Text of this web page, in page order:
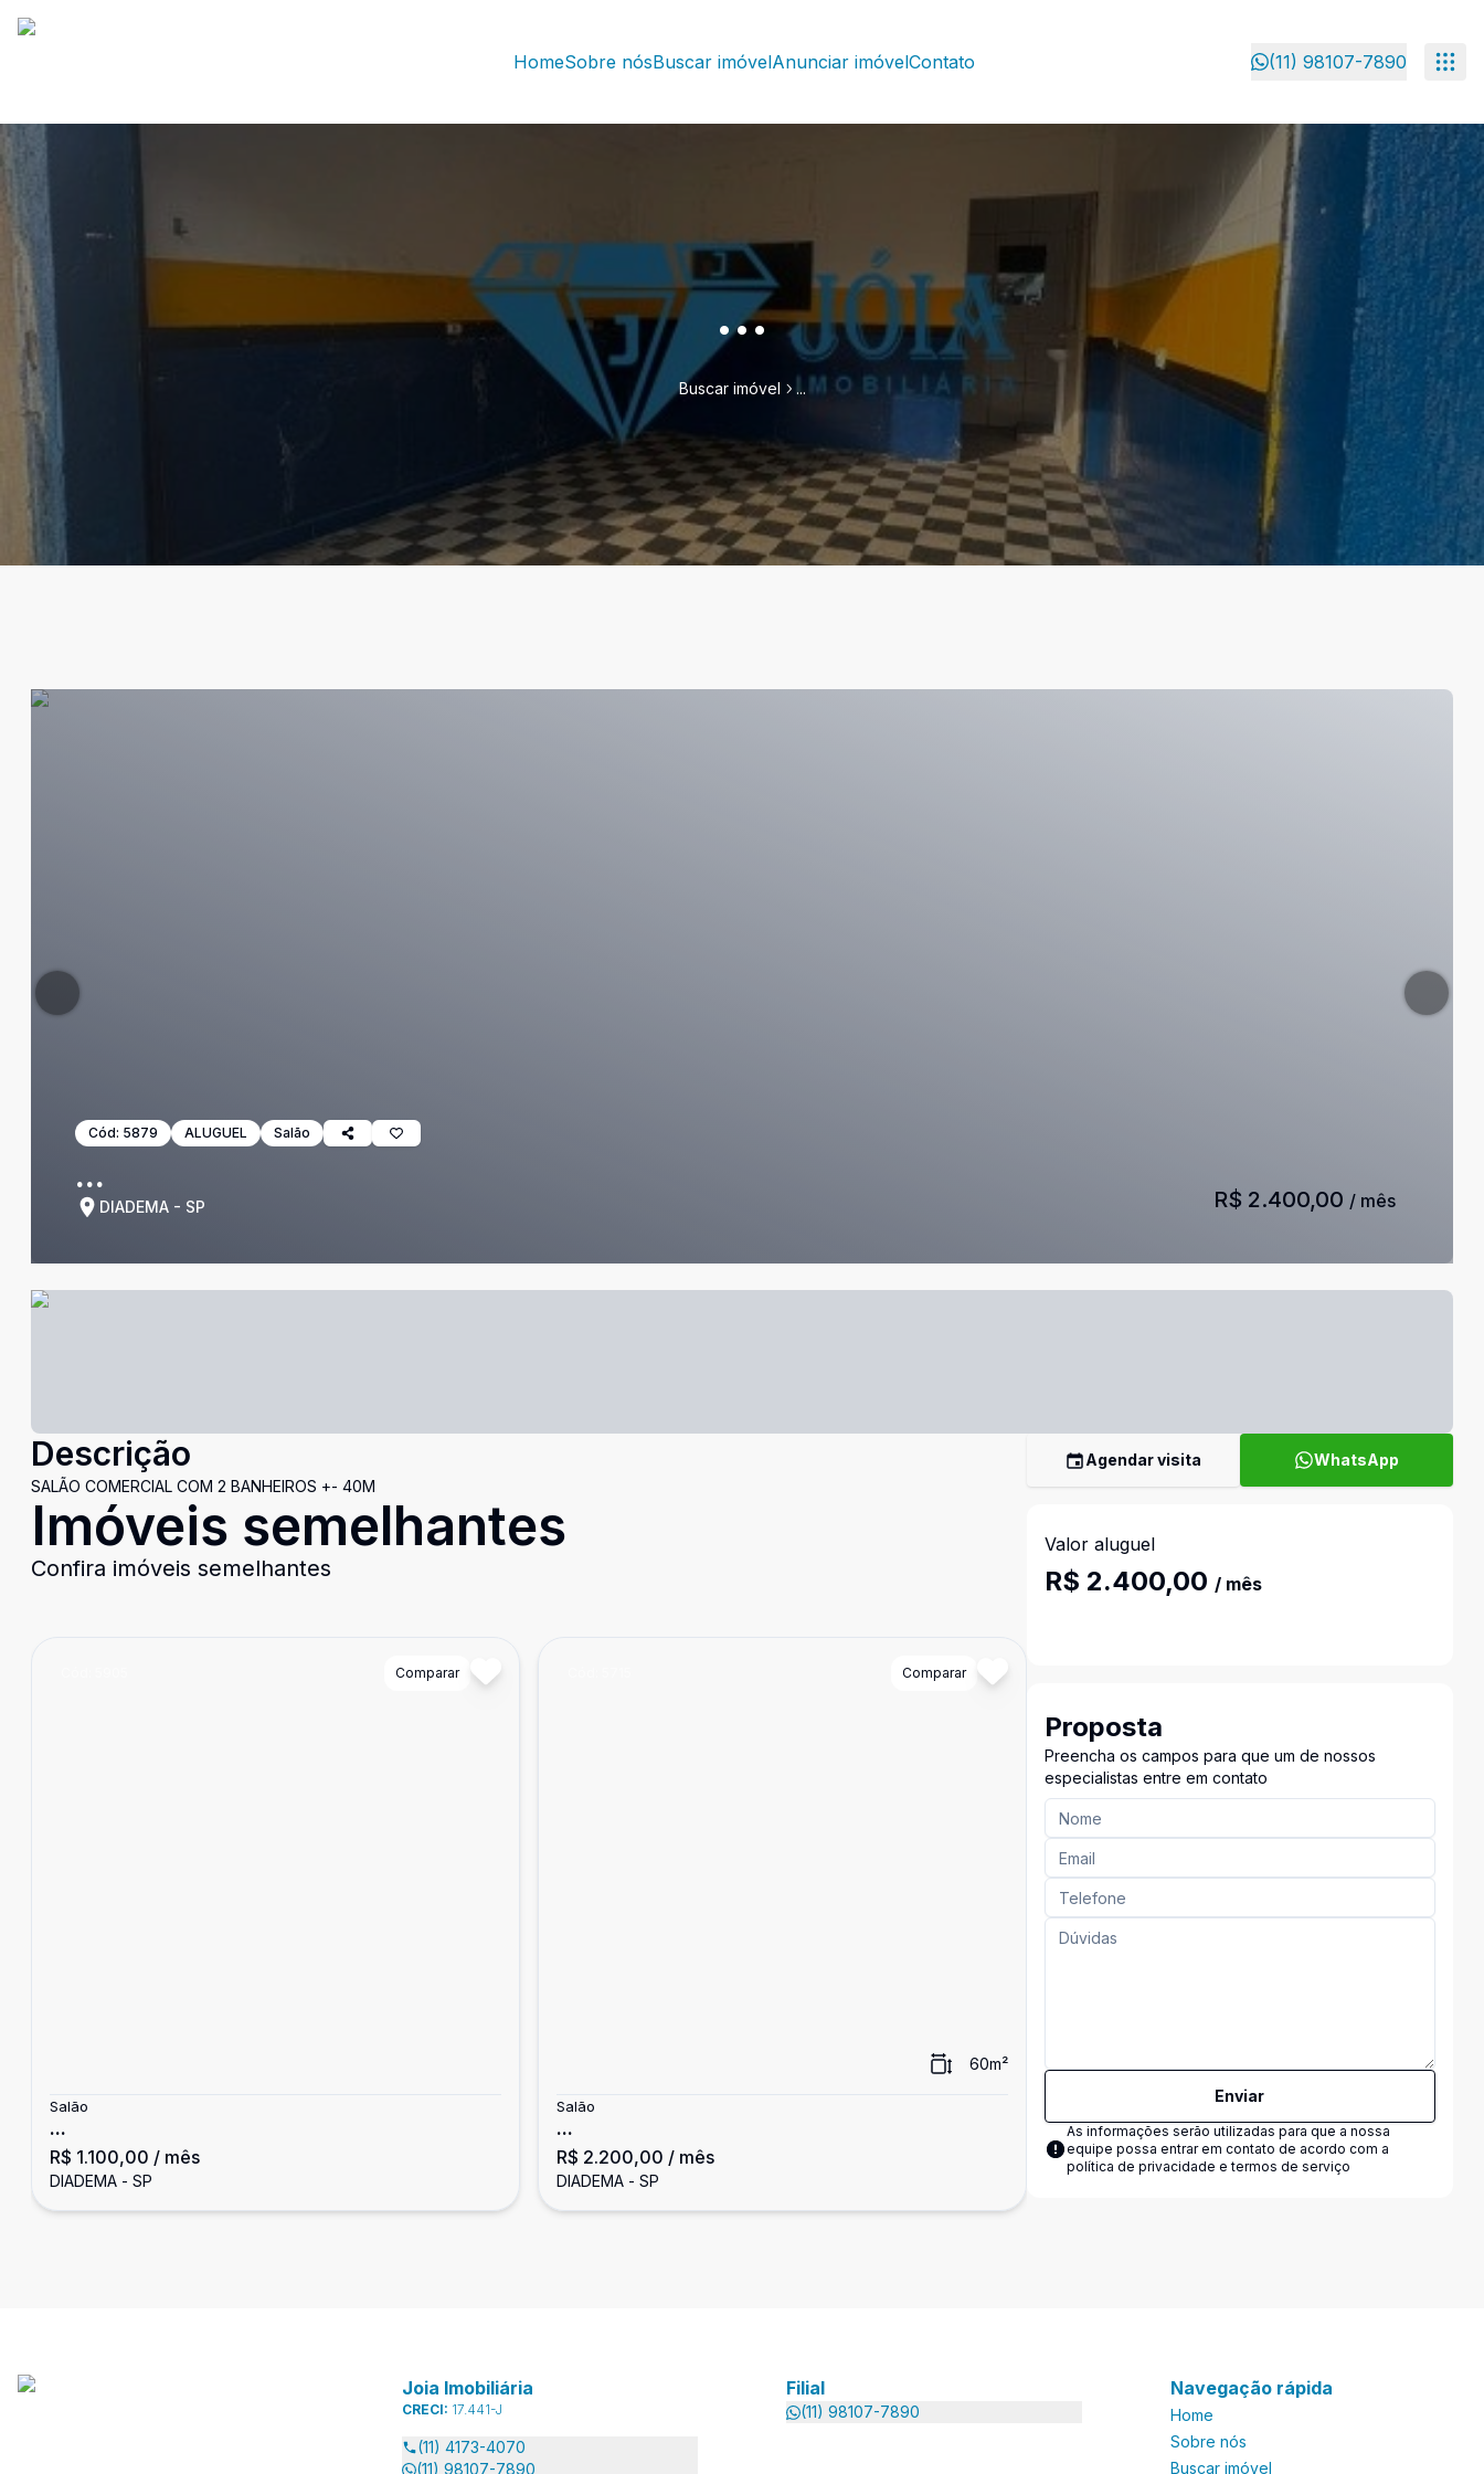
HomeSobre nósBuscar imóvelAnunciar imóvelContato (11) 98107-7890
...
Buscar imóvel ...
Cód: 5879 ALUGUEL Salão
...
DIADEMA - SP R$ 2.400,00 / mês
Descrição
SALÃO COMERCIAL COM 2 BANHEIROS +- 40M
Imóveis semelhantes
Confira imóveis semelhantes
Comparar
Salão
...
R$ 1.100,00 / mês
DIADEMA - SP
Comparar
60m²
Salão
...
R$ 2.200,00 / mês
DIADEMA - SP
Agendar visita WhatsApp
Valor aluguel
R$ 2.400,00 / mês
Proposta
Preencha os campos para que um de nossos
especialistas entre em contato
Enviar
As informações serão utilizadas para que a nossa
equipe possa entrar em contato de acordo com a
política de privacidade e termos de serviço
Joia Imobiliária
CRECI: 17.441-J
(11) 4173-4070
(11) 98107-7890
Filial
(11) 98107-7890
Navegação rápida
Home
Sobre nós
Buscar imóvel